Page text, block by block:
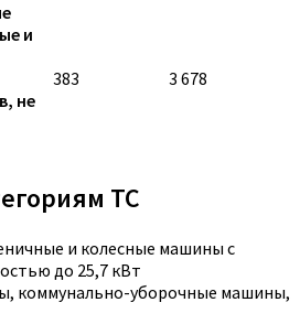
и
не
383 3 678
ТС
и колесные машины с
до 25,7 кВт
коммунально-уборочные машины,